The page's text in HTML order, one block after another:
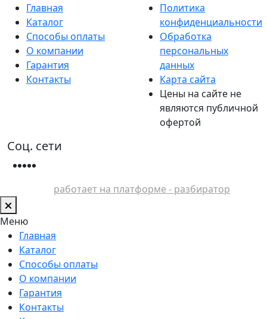
Главная
Каталог
Способы оплаты
О компании
Гарантия
Контакты
Политика
конфиденциальности
Обработка
персональных
данных
Карта сайта
Цены на сайте не
являются публичной
офертой
Соц. сети
работает на платформе - разбиратор
Меню
Главная
Каталог
Способы оплаты
О компании
Гарантия
Контакты